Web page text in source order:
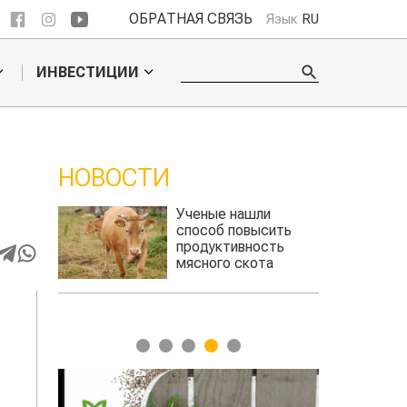
ОБРАТНАЯ СВЯЗЬ Язык RU
ИНВЕСТИЦИИ
НОВОСТИ
Кто успел, тот и
съел: новые правила
выдачи агросубсидий
1 2 3 4 5